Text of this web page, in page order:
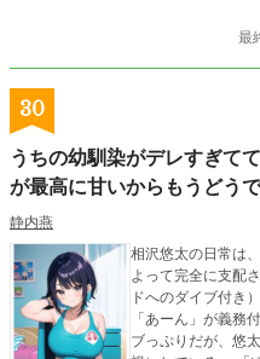
最
30
うちの幼馴染がデレすぎて
が最高に甘いからもうどう
静内燕
相沢悠太の日常は
よって完全に支配されている。 朝の
ドへのダイブ付き
「あーん」が義務
ブっぷりだが、悠